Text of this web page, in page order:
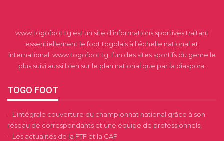
www.togofoot.tg est un site d’informations sportives traitant
essentiellement le foot togolais à l’échelle national et
international. www.togofoot.tg, l’un des sites sportifs du genre le
plus suivi aussi bien sur le plan national que par la diaspora.
TOGO FOOT
– L’intégrale couverture du championnat national grâce à son
réseau de correspondants et une équipe de professionnels,
– Les actualités de la FTF et la CAF